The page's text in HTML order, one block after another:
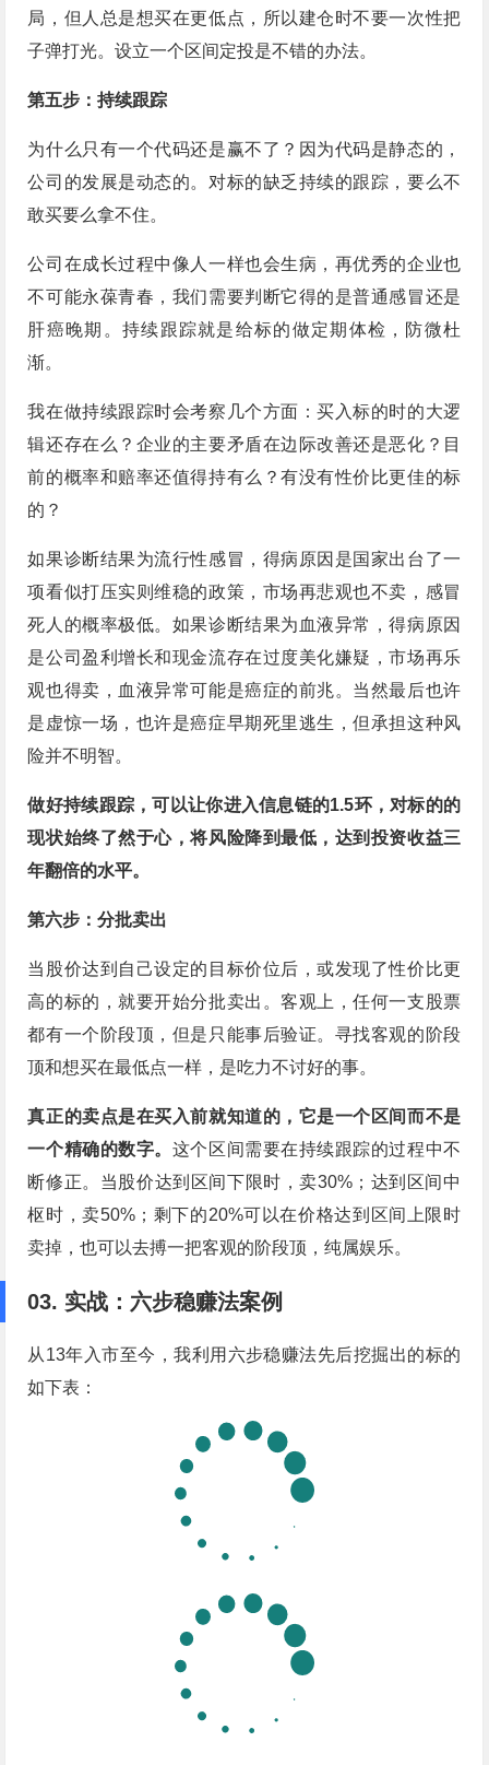
局，但人总是想买在更低点，所以建仓时不要一次性把
子弹打光。设立一个区间定投是不错的办法。
第五步：持续跟踪
为什么只有一个代码还是赢不了？因为代码是静态的，
公司的发展是动态的。对标的缺乏持续的跟踪，要么不
敢买要么拿不住。
公司在成长过程中像人一样也会生病，再优秀的企业也
不可能永葆青春，我们需要判断它得的是普通感冒还是
肝癌晚期。持续跟踪就是给标的做定期体检，防微杜
渐。
我在做持续跟踪时会考察几个方面：买入标的时的大逻
辑还存在么？企业的主要矛盾在边际改善还是恶化？目
前的概率和赔率还值得持有么？有没有性价比更佳的标
的？
如果诊断结果为流行性感冒，得病原因是国家出台了一
项看似打压实则维稳的政策，市场再悲观也不卖，感冒
死人的概率极低。如果诊断结果为血液异常，得病原因
是公司盈利增长和现金流存在过度美化嫌疑，市场再乐
观也得卖，血液异常可能是癌症的前兆。当然最后也许
是虚惊一场，也许是癌症早期死里逃生，但承担这种风
险并不明智。
做好持续跟踪，可以让你进入信息链的1.5环，对标的的
现状始终了然于心，将风险降到最低，达到投资收益三
年翻倍的水平。
第六步：分批卖出
当股价达到自己设定的目标价位后，或发现了性价比更
高的标的，就要开始分批卖出。客观上，任何一支股票
都有一个阶段顶，但是只能事后验证。寻找客观的阶段
顶和想买在最低点一样，是吃力不讨好的事。
真正的卖点是在买入前就知道的，它是一个区间而不是
一个精确的数字。 这个区间需要在持续跟踪的过程中不
断修正。当股价达到区间下限时，卖30%；达到区间中
枢时，卖50%；剩下的20%可以在价格达到区间上限时
卖掉，也可以去搏一把客观的阶段顶，纯属娱乐。
03. 实战：六步稳赚法案例
从13年入市至今，我利用六步稳赚法先后挖掘出的标的
如下表：